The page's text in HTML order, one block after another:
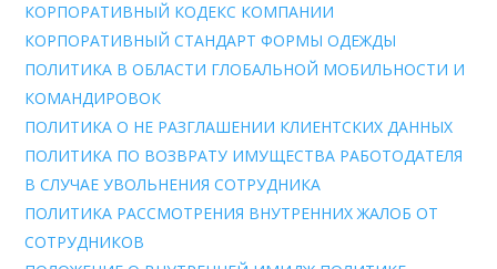
КОРПОРАТИВНЫЙ КОДЕКС КОМПАНИИ
КОРПОРАТИВНЫЙ СТАНДАРТ ФОРМЫ ОДЕЖДЫ
ПОЛИТИКА В ОБЛАСТИ ГЛОБАЛЬНОЙ МОБИЛЬНОСТИ И
КОМАНДИРОВОК
ПОЛИТИКА О НЕ РАЗГЛАШЕНИИ КЛИЕНТСКИХ ДАННЫХ
ПОЛИТИКА ПО ВОЗВРАТУ ИМУЩЕСТВА РАБОТОДАТЕЛЯ
В СЛУЧАЕ УВОЛЬНЕНИЯ СОТРУДНИКА
ПОЛИТИКА РАССМОТРЕНИЯ ВНУТРЕННИХ ЖАЛОБ ОТ
СОТРУДНИКОВ